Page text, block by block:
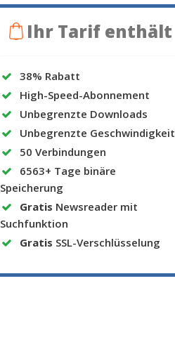
Ihr Tarif enthält
38% Rabatt
High-Speed-Abonnement
Unbegrenzte Downloads
Unbegrenzte Geschwindigkeit
50 Verbindungen
6563+ Tage binäre
Speicherung
Gratis Newsreader mit
Suchfunktion
Gratis SSL-Verschlüsselung